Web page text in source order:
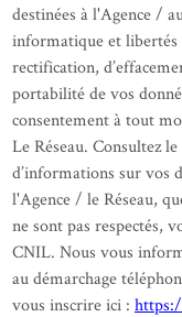
destinées à l'Agence /
informatique et libertés
rectification,
portabilité de vos
consentement à tout
Le Réseau. Consultez
d’informations sur vos
l'Agence / le Réseau,
ne sont pas respectés,
CNIL. Nous vous
au démarchage
vous inscrire ici :